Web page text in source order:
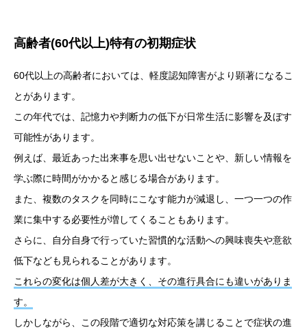
高齢者(60代以上)特有の初期症状
60代以上の高齢者においては、軽度認知障害がより顕著になるこ
とがあります。
この年代では、記憶力や判断力の低下が日常生活に影響を及ぼす
可能性があります。
例えば、最近あった出来事を思い出せないことや、新しい情報を
学ぶ際に時間がかかると感じる場合があります。
また、複数のタスクを同時にこなす能力が減退し、一つ一つの作
業に集中する必要性が増してくることもあります。
さらに、自分自身で行っていた習慣的な活動への興味喪失や意欲
低下なども見られることがあります。
これらの変化は個人差が大きく、その進行具合にも違いがありま
す。
しかしながら、この段階で適切な対応策を講じることで症状の進